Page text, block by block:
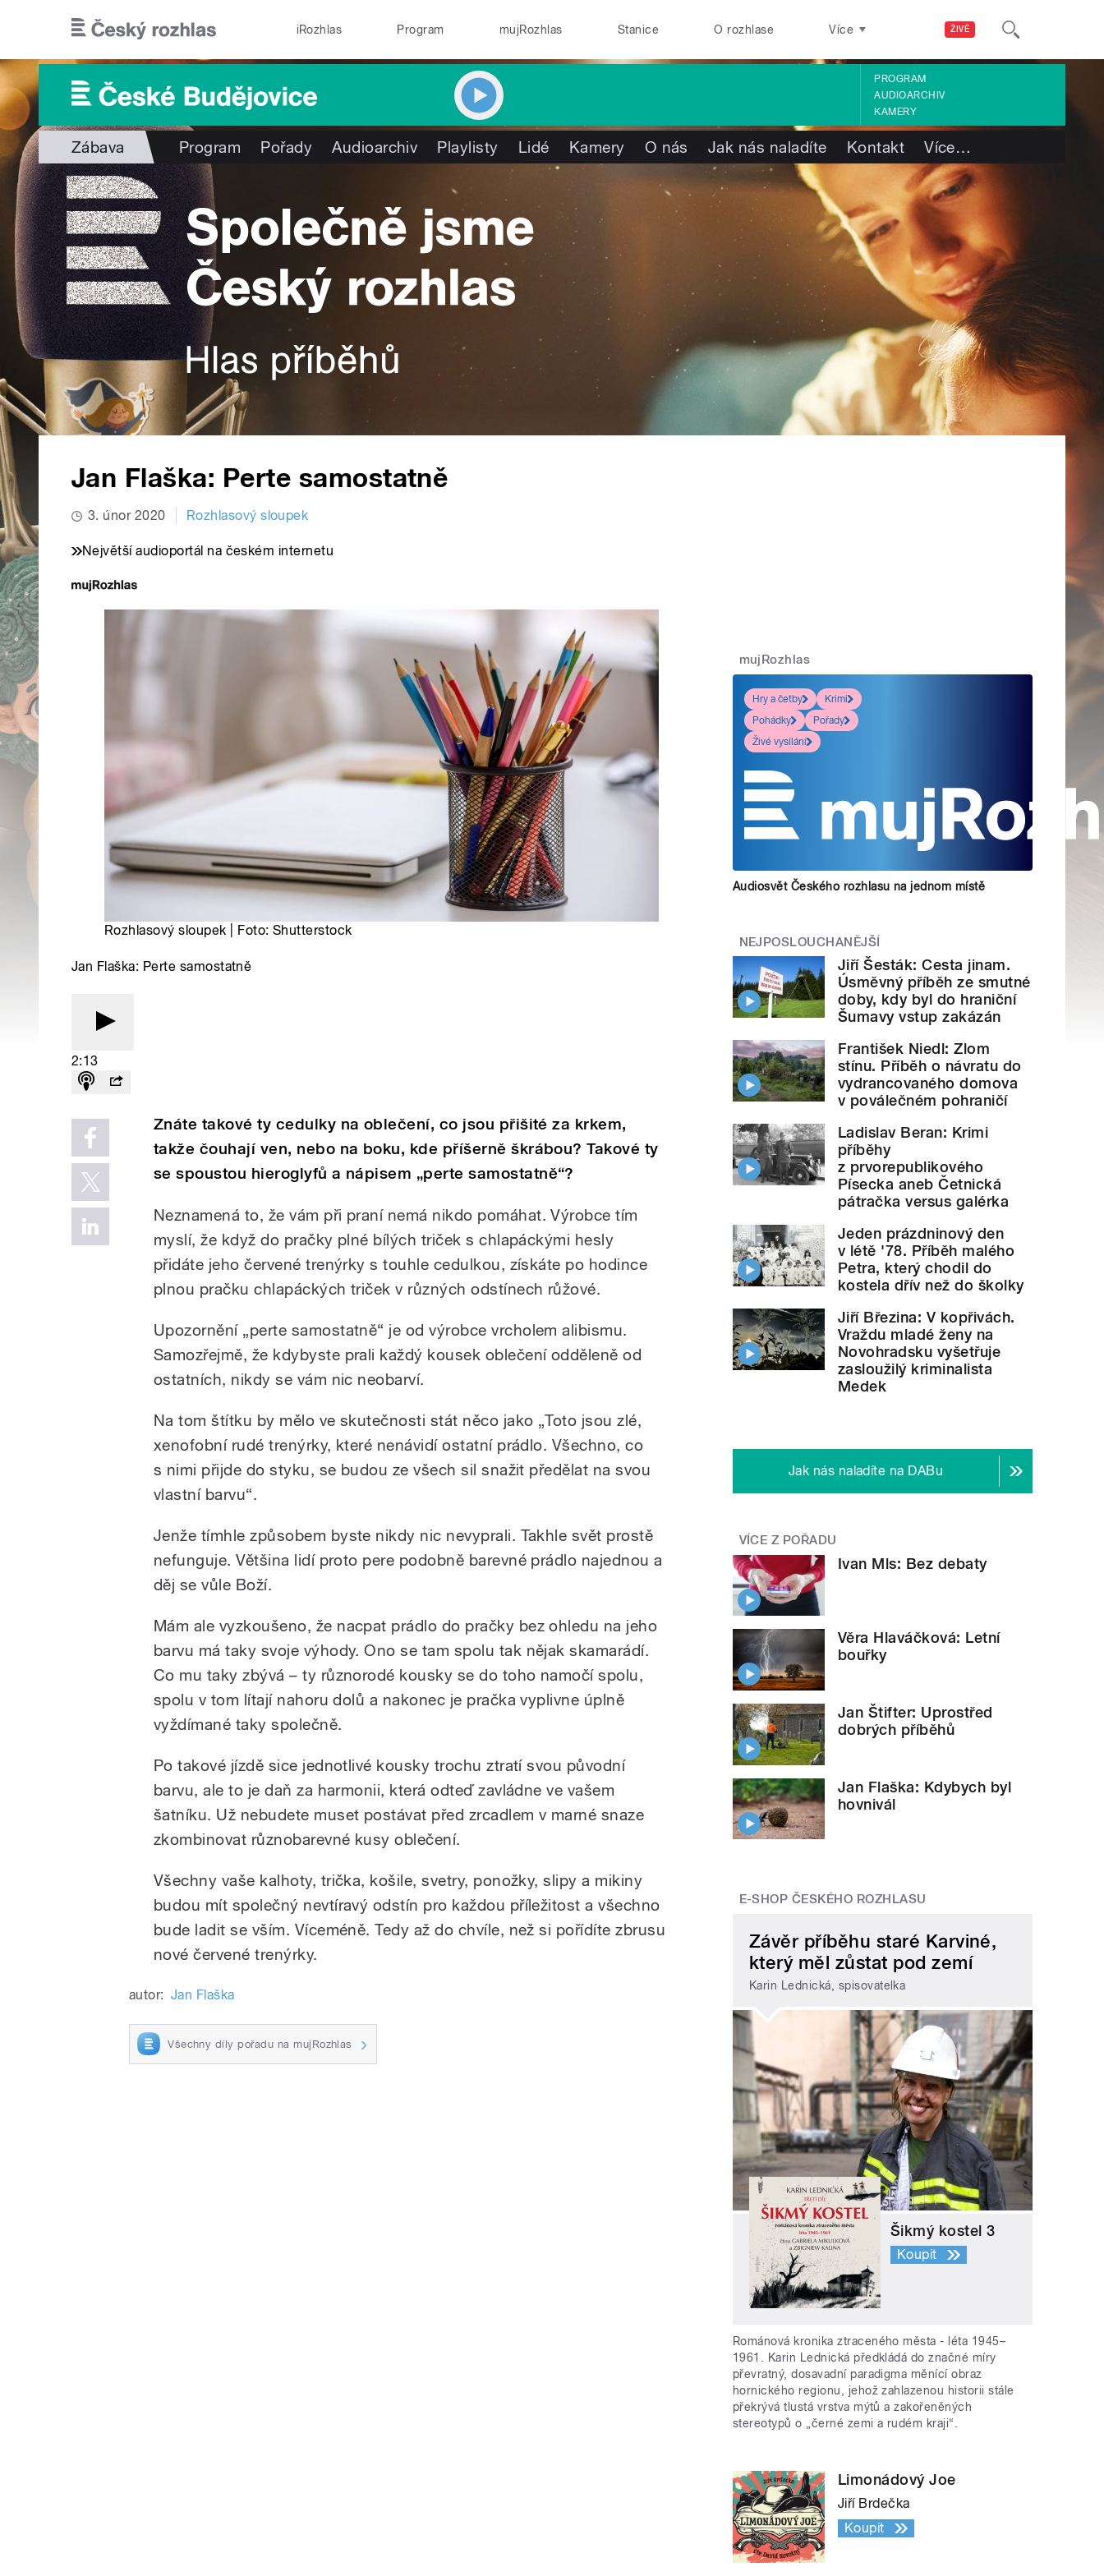
ŽIVĚ
iRozhlas Program mujRozhlas Stanice O rozhlase Více
PROGRAM
AUDIOARCHIV
KAMERY
Zábava Program Pořady Audioarchiv Playlisty Lidé Kamery O nás Jak nás naladíte Kontakt Více…
Jan Flaška: Perte samostatně
3. únor 2020 Rozhlasový sloupek
Největší audioportál na českém internetu
Rozhlasový sloupek | Foto: Shutterstock
Jan Flaška: Perte samostatně
2:13
Znáte takové ty cedulky na oblečení, co jsou přišité za krkem,
takže čouhají ven, nebo na boku, kde příšerně škrábou? Takové ty
se spoustou hieroglyfů a nápisem „perte samostatně“?
Neznamená to, že vám při praní nemá nikdo pomáhat. Výrobce tím
myslí, že když do pračky plné bílých triček s chlapáckými hesly
přidáte jeho červené trenýrky s touhle cedulkou, získáte po hodince
plnou pračku chlapáckých triček v různých odstínech růžové.
Upozornění „perte samostatně“ je od výrobce vrcholem alibismu.
Samozřejmě, že kdybyste prali každý kousek oblečení odděleně od
ostatních, nikdy se vám nic neobarví.
Na tom štítku by mělo ve skutečnosti stát něco jako „Toto jsou zlé,
xenofobní rudé trenýrky, které nenávidí ostatní prádlo. Všechno, co
s nimi přijde do styku, se budou ze všech sil snažit předělat na svou
vlastní barvu“.
Jenže tímhle způsobem byste nikdy nic nevyprali. Takhle svět prostě
nefunguje. Většina lidí proto pere podobně barevné prádlo najednou a
děj se vůle Boží.
Mám ale vyzkoušeno, že nacpat prádlo do pračky bez ohledu na jeho
barvu má taky svoje výhody. Ono se tam spolu tak nějak skamarádí.
Co mu taky zbývá – ty různorodé kousky se do toho namočí spolu,
spolu v tom lítají nahoru dolů a nakonec je pračka vyplivne úplně
vyždímané taky společně.
Po takové jízdě sice jednotlivé kousky trochu ztratí svou původní
barvu, ale to je daň za harmonii, která odteď zavládne ve vašem
šatníku. Už nebudete muset postávat před zrcadlem v marné snaze
zkombinovat různobarevné kusy oblečení.
Všechny vaše kalhoty, trička, košile, svetry, ponožky, slipy a mikiny
budou mít společný nevtíravý odstín pro každou příležitost a všechno
bude ladit se vším. Víceméně. Tedy až do chvíle, než si pořídíte zbrusu
nové červené trenýrky.
autor: Jan Flaška
Všechny díly pořadu na mujRozhlas
mujRozhlas
Hry a četby
Krimi
Pohádky
Pořady
Živé vysílání
Audiosvět Českého rozhlasu na jednom místě
NEJPOSLOUCHANĚJŠÍ
Jiří Šesták: Cesta jinam.
Úsměvný příběh ze smutné
doby, kdy byl do hraniční
Šumavy vstup zakázán
František Niedl: Zlom
stínu. Příběh o návratu do
vydrancovaného domova
v poválečném pohraničí
Ladislav Beran: Krimi
příběhy
z prvorepublikového
Písecka aneb Četnická
pátračka versus galérka
Jeden prázdninový den
v létě '78. Příběh malého
Petra, který chodil do
kostela dřív než do školky
Jiří Březina: V kopřivách.
Vraždu mladé ženy na
Novohradsku vyšetřuje
zasloužilý kriminalista
Medek
Jak nás naladíte na DABu
VÍCE Z POŘADU
Ivan Mls: Bez debaty
Věra Hlaváčková: Letní
bouřky
Jan Štifter: Uprostřed
dobrých příběhů
Jan Flaška: Kdybych byl
hovnivál
E-SHOP ČESKÉHO ROZHLASU
Závěr příběhu staré Karviné,
který měl zůstat pod zemí
Karin Lednická, spisovatelka
Šikmý kostel 3
Koupit
Románová kronika ztraceného města - léta 1945–
1961. Karin Lednická předkládá do značné míry
převratný, dosavadní paradigma měnící obraz
hornického regionu, jehož zahlazenou historii stále
překrývá tlustá vrstva mýtů a zakořeněných
stereotypů o „černé zemi a rudém kraji“.
Limonádový Joe
Jiří Brdečka
Koupit